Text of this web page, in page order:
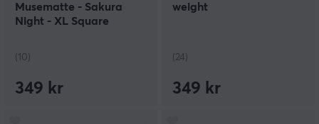
Musematte - Sakura
Night - XL Square
(10)
349 kr
weight
(24)
349 kr